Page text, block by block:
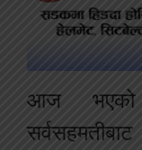
आज भएको